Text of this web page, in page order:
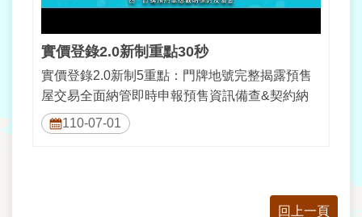
實價登錄2.0新制重點30秒
110-07-01
實價登錄2.0新制5重點：門牌地號完整揭露預售
屋交易全面納管即時申報預售資訊備查&契約納
管紅單交易納管屢不改正加重罰則
回上一頁